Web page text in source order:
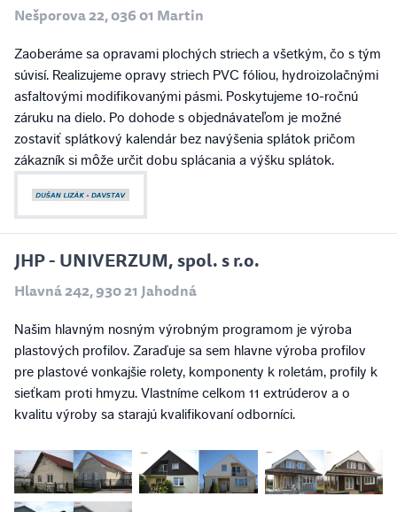
Nešporova 22, 036 01 Martin
Zaoberáme sa opravami plochých striech a všetkým, čo s tým
súvisí. Realizujeme opravy striech PVC fóliou, hydroizolačnými
asfaltovými modifikovanými pásmi. Poskytujeme 10-ročnú
záruku na dielo. Po dohode s objednávateľom je možné
zostaviť splátkový kalendár bez navýšenia splátok pričom
zákazník si môže určit dobu splácania a výšku splátok.
JHP - UNIVERZUM, spol. s r.o.
Hlavná 242, 930 21 Jahodná
Našim hlavným nosným výrobným programom je výroba
plastových profilov. Zaraďuje sa sem hlavne výroba profilov
pre plastové vonkajšie rolety, komponenty k roletám, profily k
sieťkam proti hmyzu. Vlastníme celkom 11 extrúderov a o
kvalitu výroby sa starajú kvalifikovaní odborníci.